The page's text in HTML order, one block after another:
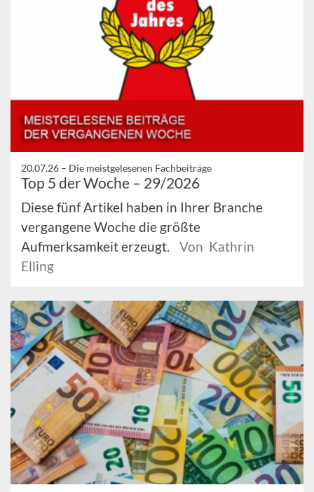
20.07.26 – Die meistgelesenen Fachbeiträge
Top 5 der Woche – 29/2026
Diese fünf Artikel haben in Ihrer Branche
vergangene Woche die größte
Aufmerksamkeit erzeugt.
Von Kathrin
Elling